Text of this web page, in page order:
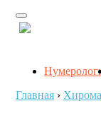
Главная ›